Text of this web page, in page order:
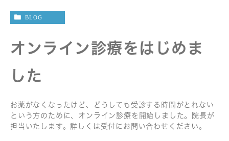
BLOG
オンライン診療をはじめま
した
お薬がなくなったけど、どうしても受診する時間がとれない
という方のために、オンライン診療を開始しました。院長が
担当いたします。詳しくは受付にお問い合わせください。